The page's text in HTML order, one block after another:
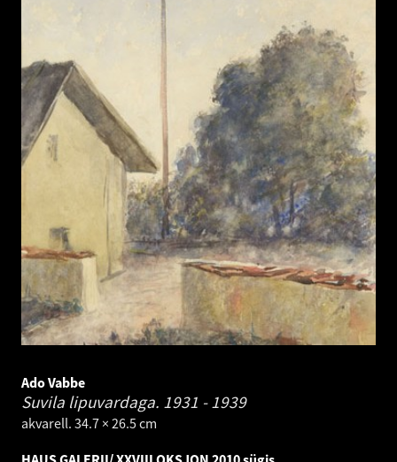
Ado Vabbe
Suvila lipuvardaga. 1931 - 1939
akvarell. 34.7 × 26.5 cm